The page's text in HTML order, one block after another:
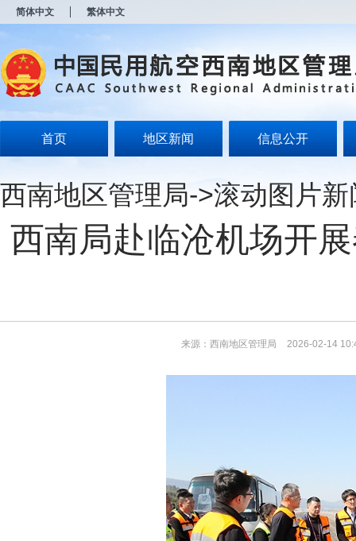
简体中文 繁体中文
首页 地区新闻 信息公开
西南地区管理局->滚动图片新
西南局赴临沧机场开
来源：西南地区管理局 2026-02-14
开
无
障
说
Alt
加
模